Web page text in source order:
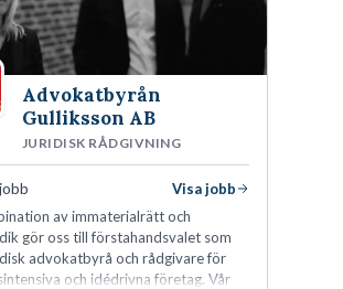
Advokatbyrån
Gulliksson AB
JURIDISK RÅDGIVNING
Visa jobb
av immaterialrätt och
gör oss till förstahandsvalet som
advokatbyrå och rådgivare för
och idédrivna företag. Vår